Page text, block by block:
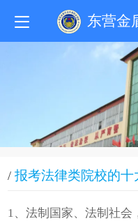
东营金
/ 报考法律类院校的十
1、法制国家、法制社会